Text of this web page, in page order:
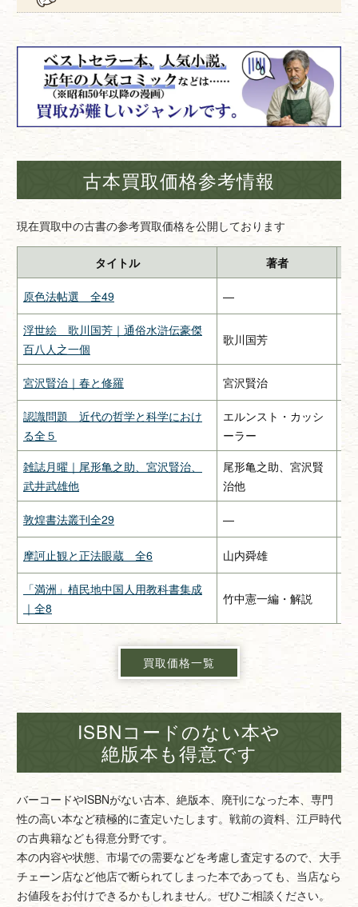
古本買取価格参考情報
現在買取中の古書の参考買取価格を公開しております
タイトル 著者
原色法帖選 全49 —
浮世絵 歌川国芳｜通俗水滸伝豪傑
百八人之一個
歌川国芳
宮沢賢治｜春と修羅 宮沢賢治
認識問題 近代の哲学と科学におけ
る全５
エルンスト・カッシ
ーラー
み
雑誌月曜｜尾形亀之助、宮沢賢治、
武井武雄他
尾形亀之助、宮沢賢
治他
敦煌書法叢刊全29 —
摩訶止観と正法眼蔵 全6 山内舜雄
「満洲」植民地中国人用教科書集成
｜全8
竹中憲一編・解説
買取価格一覧
ISBNコードのない本や
絶版本も得意です
バーコードやISBNがない古本、絶版本、廃刊になった本、専門
性の高い本など積極的に査定いたします。戦前の資料、江戸時代
の古典籍なども得意分野です。
本の内容や状態、市場での需要などを考慮し査定するので、大手
チェーン店など他店で断られてしまった本であっても、当店なら
お値段をお付けできるかもしれません。ぜひご相談ください。